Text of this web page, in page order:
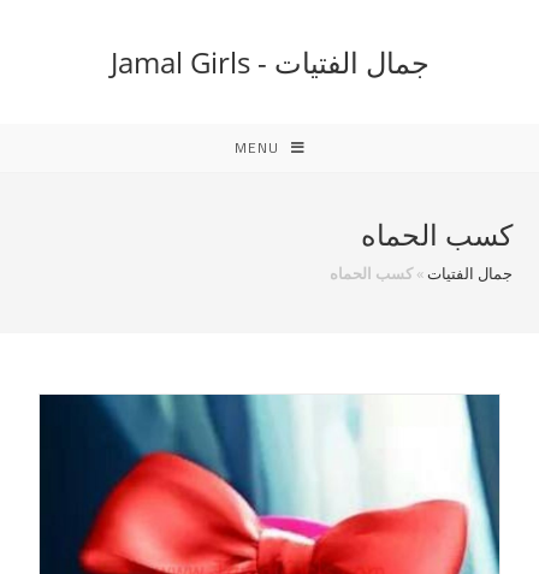
جمال الفتيات - Jamal Girls
MENU
كسب الحماه
جمال الفتيات»كسب الحماه